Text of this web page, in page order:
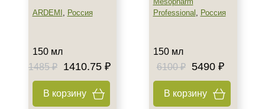
Гоммаж
Класс косметики
Профессиональная
Универсальная
ARDEMI , Россия
150 мл
1485 ₽
1410.75 ₽
В корзину
Professional , Россия
150 мл
6100 ₽
5490 ₽
В корзину